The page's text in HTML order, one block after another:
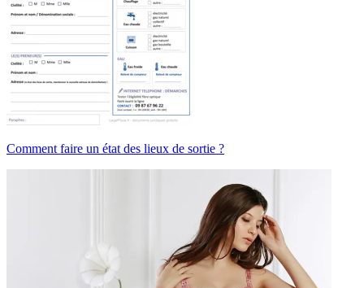
Comment faire un état des lieux de sortie ?